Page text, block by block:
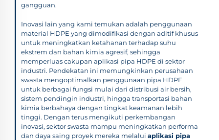
gangguan.
Inovasi lain yang kami temukan adalah penggunaan
material HDPE yang dimodifikasi dengan aditif khusus
untuk meningkatkan ketahanan terhadap suhu
ekstrem dan bahan kimia agresif, sehingga
memperluas cakupan aplikasi pipa HDPE di sektor
industri. Pendekatan ini memungkinkan perusahaan
swasta mengoptimalkan penggunaan pipa HDPE
untuk berbagai fungsi mulai dari distribusi air bersih,
sistem pendingin industri, hingga transportasi bahan
kimia berbahaya dengan tingkat keamanan lebih
tinggi. Dengan terus mengikuti perkembangan
inovasi, sektor swasta mampu meningkatkan performa
dan daya saing proyek mereka melalui aplikasi pipa